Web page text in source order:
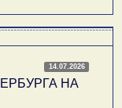
14.07.2026
НА